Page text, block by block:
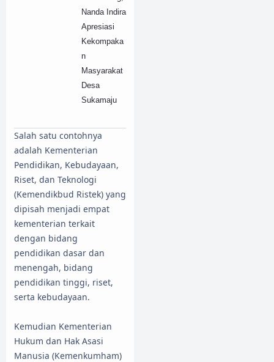
Nanda Indira
Apresiasi
Kekompaka
n
Masyarakat
Desa
Sukamaju
Salah satu contohnya
adalah Kementerian
Pendidikan, Kebudayaan,
Riset, dan Teknologi
(Kemendikbud Ristek) yang
dipisah menjadi empat
kementerian terkait
dengan bidang
pendidikan dasar dan
menengah, bidang
pendidikan tinggi, riset,
serta kebudayaan.
Kemudian Kementerian
Hukum dan Hak Asasi
Manusia (Kemenkumham)